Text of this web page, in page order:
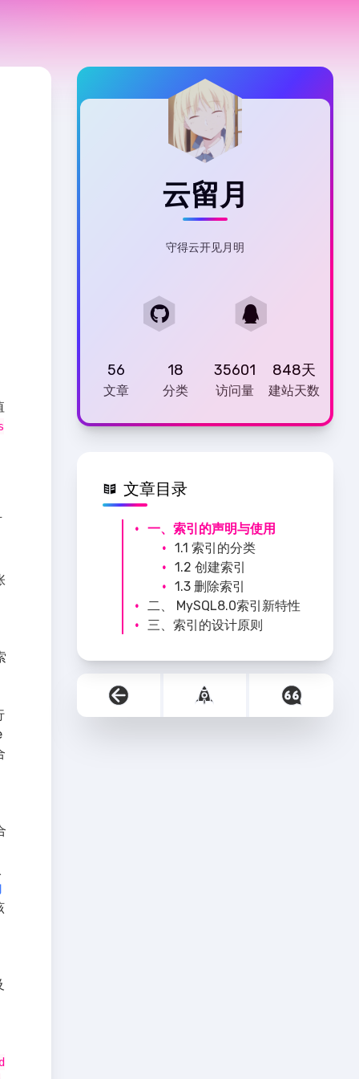
云留月
守得云开见月明
56
文章
18
分类
35601
访问量
848天
建站天数
文章目录
一、索引的声明与使用
1.1 索引的分类
1.2 创建索引
1.2.1 创建表的时候
创建索引
1.2.2 在已经存在
1.3 删除索引
二、 MySQL8.0索引新特性
2.1 支持降序索引
三、索引的设计原则
3.2 哪些情况适合创建
3.2.1 字段的数值
有唯一性的限制
3.3 限制索引的数目
3.4 哪些情况不适合创